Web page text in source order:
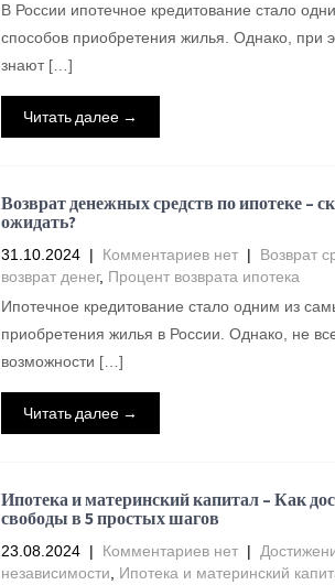
В России ипотечное кредитование стало
способов приобретения жилья. Однако, при
знают […]
Читать далее →
Возврат денежных средств по ипотеке –
ожидать?
31.10.2024 | Комментариев нет | Возврат
возврат денег, Процент возврата ипотека
Ипотечное кредитование стало одним из
приобретения жилья в России. Однако, не
возможности […]
Читать далее →
Ипотека и материнский капитал – Как
свободы в 5 простых шагов
23.08.2024 | Комментариев нет |
независимости
Ипотека и материнский